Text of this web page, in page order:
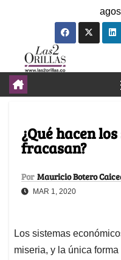
¿Qué hacen
fracasan?
Por Mauricio Botero
MAR 1, 2020
Los sistemas
miseria, y la única